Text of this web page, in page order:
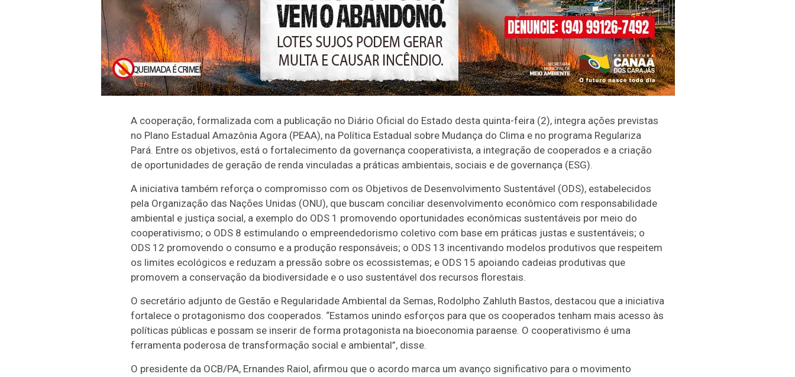
A cooperação, formalizada com a publicação no Diário Oficial do Estado desta quinta-feira (2), integra ações previstas
no Plano Estadual Amazônia Agora (PEAA), na Política Estadual sobre Mudança do Clima e no programa Regulariza
Pará. Entre os objetivos, está o fortalecimento da governança cooperativista, a integração de cooperados e a criação
de oportunidades de geração de renda vinculadas a práticas ambientais, sociais e de governança (ESG).
A iniciativa também reforça o compromisso com os Objetivos de Desenvolvimento Sustentável (ODS), estabelecidos
pela Organização das Nações Unidas (ONU), que buscam conciliar desenvolvimento econômico com responsabilidade
ambiental e justiça social, a exemplo do ODS 1 promovendo oportunidades econômicas sustentáveis por meio do
cooperativismo; o ODS 8 estimulando o empreendedorismo coletivo com base em práticas justas e sustentáveis; o
ODS 12 promovendo o consumo e a produção responsáveis; o ODS 13 incentivando modelos produtivos que respeitem
os limites ecológicos e reduzam a pressão sobre os ecossistemas; e ODS 15 apoiando cadeias produtivas que
promovem a conservação da biodiversidade e o uso sustentável dos recursos florestais.
O secretário adjunto de Gestão e Regularidade Ambiental da Semas, Rodolpho Zahluth Bastos, destacou que a iniciativa
fortalece o protagonismo dos cooperados. “Estamos unindo esforços para que os cooperados tenham mais acesso às
políticas públicas e possam se inserir de forma protagonista na bioeconomia paraense. O cooperativismo é uma
ferramenta poderosa de transformação social e ambiental”, disse.
O presidente da OCB/PA, Ernandes Raiol, afirmou que o acordo marca um avanço significativo para o movimento